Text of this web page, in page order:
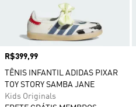
Preço
R$399,99
TÊNIS INFANTIL ADIDAS PIXAR
TOY STORY SAMBA JANE
Kids Originals